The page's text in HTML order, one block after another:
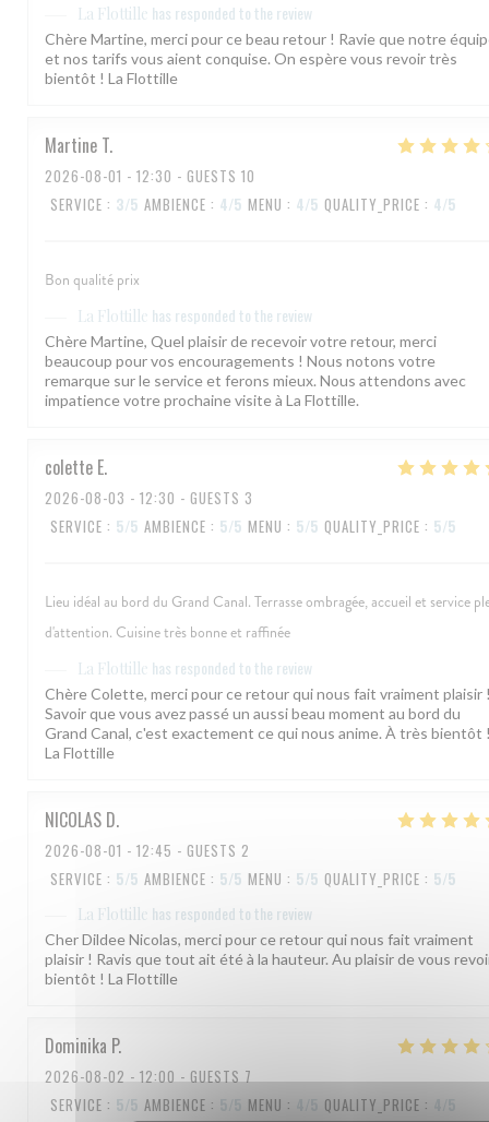
La Flottille has responded to the review
Chère Martine, merci pour ce beau retour ! Ravie que notre
et nos tarifs vous aient conquise. On espère vous revoir très
bientôt ! La Flottille
Martine T
2026-08-01 - 12:30 - GUESTS 10
SERVICE : 3/5 AMBIENCE : 4/5 MENU : 4/5 QUALITY_PRICE : 4/5
Bon qualité prix
La Flottille has responded to the review
Chère Martine, Quel plaisir de recevoir votre retour, merci
beaucoup pour vos encouragements ! Nous notons votre
remarque sur le service et ferons mieux. Nous attendons avec
impatience votre prochaine visite à La Flottille.
colette E
2026-08-03 - 12:30 - GUESTS 3
SERVICE : 5/5 AMBIENCE : 5/5 MENU : 5/5 QUALITY_PRICE : 5/5
Lieu idéal au bord du Grand Canal. Terrasse ombragée, accueil et service
d'attention. Cuisine très bonne et raffinée
La Flottille has responded to the review
Chère Colette, merci pour ce retour qui nous fait vraiment plaisir
Savoir que vous avez passé un aussi beau moment au bord du
Grand Canal, c'est exactement ce qui nous anime. À très bientôt
La Flottille
NICOLAS D
2026-08-01 - 12:45 - GUESTS 2
SERVICE : 5/5 AMBIENCE : 5/5 MENU : 5/5 QUALITY_PRICE : 5/5
La Flottille has responded to the review
Cher Dildee Nicolas, merci pour ce retour qui nous fait vraiment
plaisir ! Ravis que tout ait été à la hauteur. Au plaisir de vous
bientôt ! La Flottille
Dominika P
2026-08-02 - 12:00 - GUESTS 7
SERVICE : 5/5 AMBIENCE : 5/5 MENU : 4/5 QUALITY_PRICE : 4/5